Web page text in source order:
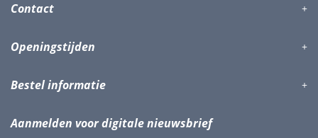
Contact
Openingstijden
Bestel informatie
Aanmelden voor digitale nieuwsbrief